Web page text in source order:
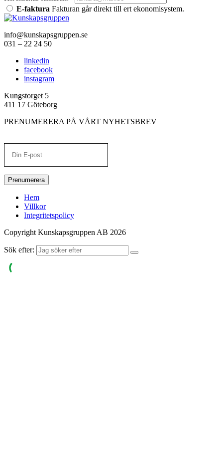
E-faktura Fakturan går direkt till ert ekonomisystem.
info@kunskapsgruppen.se
031 – 22 24 50
linkedin
facebook
instagram
Kungstorget 5
411 17 Göteborg
PRENUMERERA PÅ VÅRT NYHETSBREV
Prenumerera
Hem
Villkor
Integritetspolicy
Copyright Kunskapsgruppen AB 2026
Sök efter: